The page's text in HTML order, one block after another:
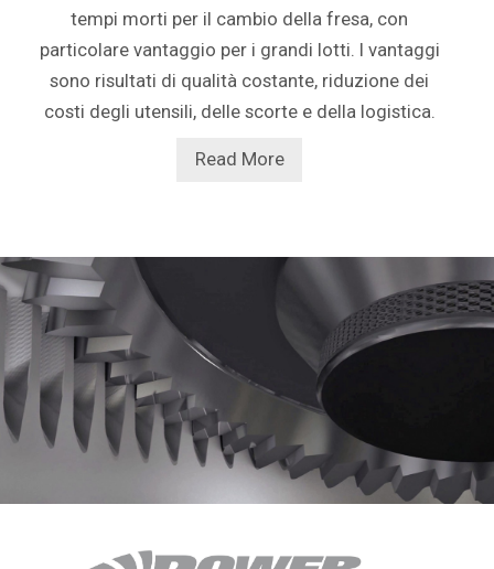
tempi morti per il cambio della fresa, con
particolare vantaggio per i grandi lotti. I vantaggi
sono risultati di qualità costante, riduzione dei
costi degli utensili, delle scorte e della logistica.
Read More